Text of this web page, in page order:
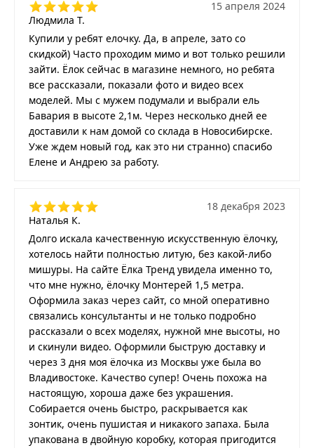
Людмила Т.
15 апреля 2024
Купили у ребят елочку. Да, в апреле, зато со
скидкой) Часто проходим мимо и вот только решили
зайти. Ёлок сейчас в магазине немного, но ребята
все рассказали, показали фото и видео всех
моделей. Мы с мужем подумали и выбрали ель
Бавария в высоте 2,1м. Через несколько дней ее
доставили к нам домой со склада в Новосибирске.
Уже ждем новый год, как это ни странно) спасибо
Елене и Андрею за работу.
Наталья К.
18 декабря 2023
Долго искала качественную искусственную ёлочку,
хотелось найти полностью литую, без какой-либо
мишуры. На сайте Ёлка Тренд увидела именно то,
что мне нужно, ёлочку Монтерей 1,5 метра.
Оформила заказ через сайт, со мной оперативно
связались консультанты и не только подробно
рассказали о всех моделях, нужной мне высоты, но
и скинули видео. Оформили быструю доставку и
через 3 дня моя ёлочка из Москвы уже была во
Владивостоке. Качество супер! Очень похожа на
настоящую, хороша даже без украшения.
Собирается очень быстро, раскрывается как
зонтик, очень пушистая и никакого запаха. Была
упакована в двойную коробку, которая пригодится